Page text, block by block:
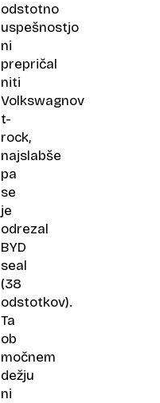
odstotno
uspešnostjo
ni
prepričal
niti
Volkswagnov
t-
rock,
najslabše
pa
se
je
odrezal
BYD
seal
(38
odstotkov).
Ta
ob
močnem
dežju
ni